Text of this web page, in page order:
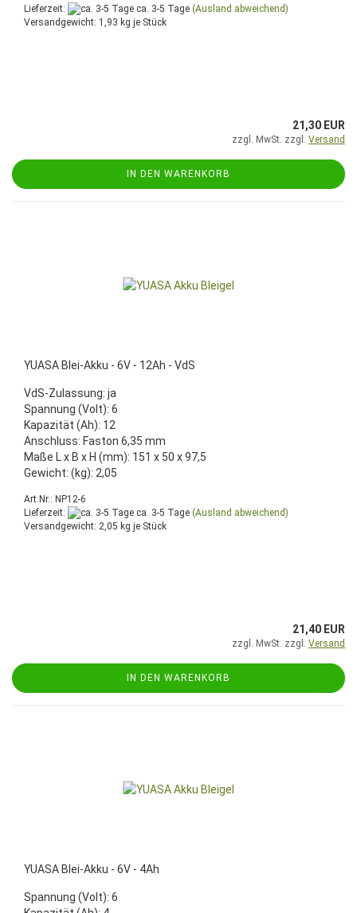
Lieferzeit:
ca. 3-5 Tage (Ausland abweichend)
Versandgewicht: 1,93 kg je Stück
21,30 EUR
zzgl. MwSt. zzgl. Versand
IN DEN WARENKORB
YUASA Blei-Akku - 6V - 12Ah - VdS
VdS-Zulassung: ja
Spannung (Volt): 6
Kapazität (Ah): 12
Anschluss: Faston 6,35 mm
Maße L x B x H (mm): 151 x 50 x 97,5
Gewicht: (kg): 2,05
Art.Nr.: NP12-6
Lieferzeit:
ca. 3-5 Tage (Ausland abweichend)
Versandgewicht: 2,05 kg je Stück
21,40 EUR
zzgl. MwSt. zzgl. Versand
IN DEN WARENKORB
YUASA Blei-Akku - 6V - 4Ah
Spannung (Volt): 6